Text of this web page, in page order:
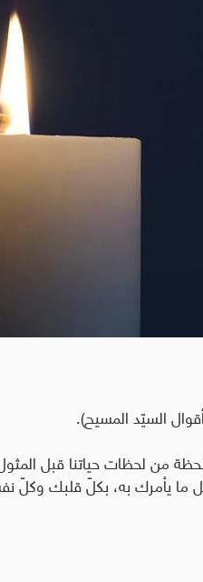
السيّد المسيح).
من لحظات حياتنا قبل المثول
يأمرك به، بكلّ قلبك وكلّ